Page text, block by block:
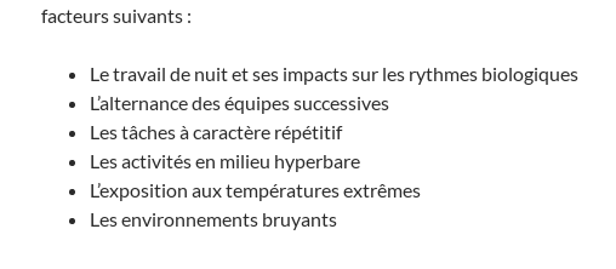
facteurs suivants :
Le travail de nuit et ses impacts sur les rythmes biologiques
L’alternance des équipes successives
Les tâches à caractère répétitif
Les activités en milieu hyperbare
L’exposition aux températures extrêmes
Les environnements bruyants